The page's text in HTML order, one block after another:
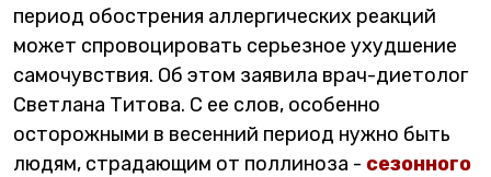
период обострения аллергических реакций
может спровоцировать серьезное ухудшение
самочувствия. Об этом заявила врач-диетолог
Светлана Титова. С ее слов, особенно
осторожными в весенний период нужно быть
людям, страдающим от поллиноза - сезонного